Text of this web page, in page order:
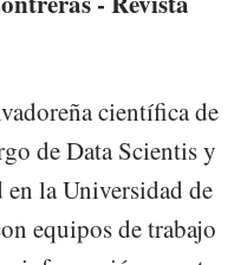
científica de
de Data Scientis y
la Universidad de
equipos de trabajo